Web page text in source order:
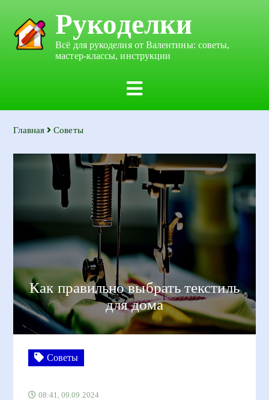
Рукоделки
Всё для рукоделия от Валентины: советы,
мастер-классы, инструкции
Главная Советы
Как правильно выбрать текстиль
для дома
Советы
08:41, 09.09.2024